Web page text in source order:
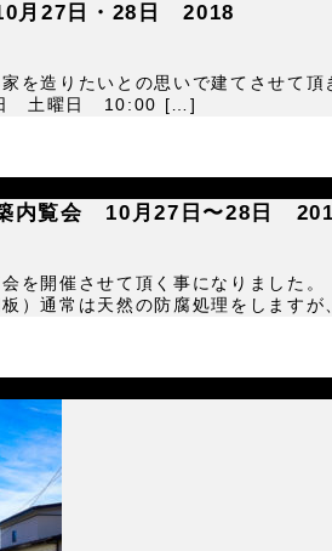
月27日・28日 2018
家を造りたいとの思いで建てさせ
日 土曜日 10:00 […]
内覧会 10月27日〜28日
を開催させて頂く事になりました
）通常は天然の防腐処理をします